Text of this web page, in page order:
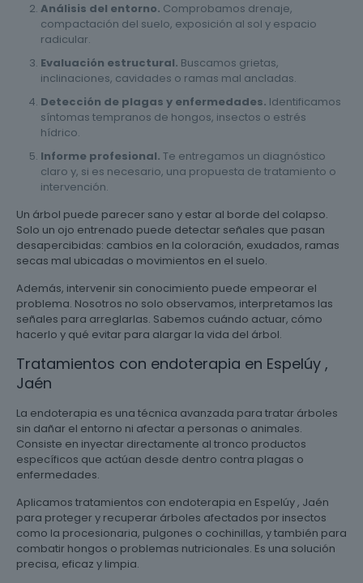
Análisis del entorno. Comprobamos drenaje,
compactación del suelo, exposición al sol y espacio
radicular.
Evaluación estructural. Buscamos grietas,
inclinaciones, cavidades o ramas mal ancladas.
Detección de plagas y enfermedades. Identificamos
síntomas tempranos de hongos, insectos o estrés
hídrico.
Informe profesional. Te entregamos un diagnóstico
claro y, si es necesario, una propuesta de tratamiento o
intervención.
Un árbol puede parecer sano y estar al borde del colapso.
Solo un ojo entrenado puede detectar señales que pasan
desapercibidas: cambios en la coloración, exudados, ramas
secas mal ubicadas o movimientos en el suelo.
Además, intervenir sin conocimiento puede empeorar el
problema. Nosotros no solo observamos, interpretamos las
señales para arreglarlas. Sabemos cuándo actuar, cómo
hacerlo y qué evitar para alargar la vida del árbol.
Tratamientos con endoterapia en Espelúy ,
Jaén
La endoterapia es una técnica avanzada para tratar árboles
sin dañar el entorno ni afectar a personas o animales.
Consiste en inyectar directamente al tronco productos
específicos que actúan desde dentro contra plagas o
enfermedades.
Aplicamos tratamientos con endoterapia en Espelúy , Jaén
para proteger y recuperar árboles afectados por insectos
como la procesionaria, pulgones o cochinillas, y también para
combatir hongos o problemas nutricionales. Es una solución
precisa, eficaz y limpia.